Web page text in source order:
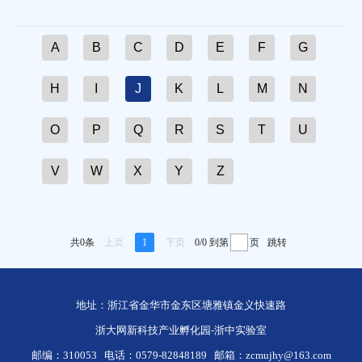
A B C D E F G
H J K L M N
O P Q R S T U
V W X Y Z
共0条 上页 1 下页 0/0 到第 页 跳转
地址：浙江省金华市金东区塘雅镇金义快速路
浙大网新科技产业孵化园-浙中实验室
邮编：310053 电话：0579-82848189 邮箱：zcmujhy@163.com